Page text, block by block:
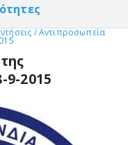
/Αντιπροσωπεία
2015